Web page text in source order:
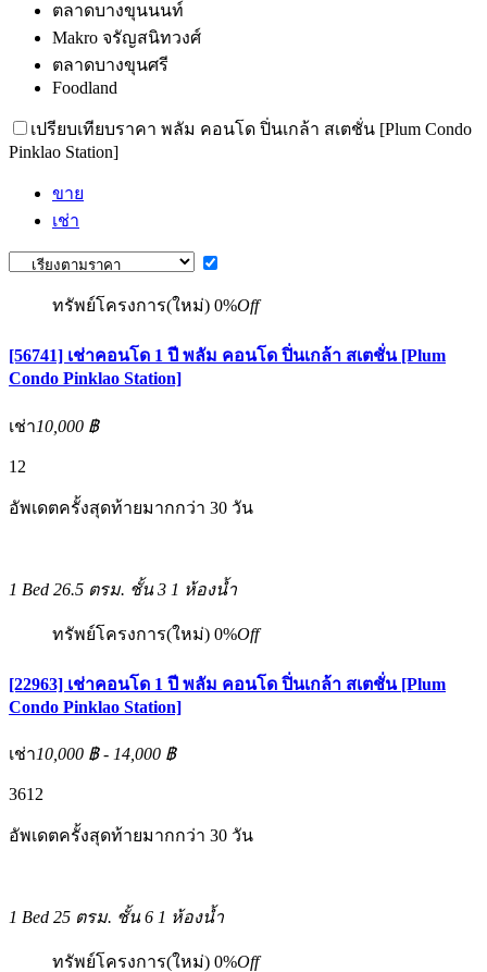
ตลาดบางขุนนนท์
Makro จรัญสนิทวงศ์
ตลาดบางขุนศรี
Foodland
เปรียบเทียบราคา พลัม คอนโด ปิ่นเกล้า สเตชั่น [Plum Condo
Pinklao Station]
ขาย
เช่า
ทรัพย์โครงการ(ใหม่) 0%Off
[56741] เช่าคอนโด 1 ปี พลัม คอนโด ปิ่นเกล้า สเตชั่น [Plum
Condo Pinklao Station]
เช่า10,000 ฿
12
อัพเดตครั้งสุดท้ายมากกว่า 30 วัน
1 Bed 26.5 ตรม. ชั้น 3 1 ห้องน้ำ
ทรัพย์โครงการ(ใหม่) 0%Off
[22963] เช่าคอนโด 1 ปี พลัม คอนโด ปิ่นเกล้า สเตชั่น [Plum
Condo Pinklao Station]
เช่า10,000 ฿ - 14,000 ฿
3612
อัพเดตครั้งสุดท้ายมากกว่า 30 วัน
1 Bed 25 ตรม. ชั้น 6 1 ห้องน้ำ
ทรัพย์โครงการ(ใหม่) 0%Off